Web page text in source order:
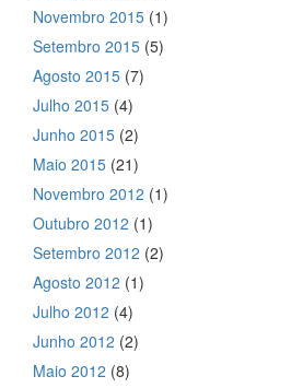
Novembro 2015 (1)
Setembro 2015 (5)
Agosto 2015 (7)
Julho 2015 (4)
Junho 2015 (2)
Maio 2015 (21)
Novembro 2012 (1)
Outubro 2012 (1)
Setembro 2012 (2)
Agosto 2012 (1)
Julho 2012 (4)
Junho 2012 (2)
Maio 2012 (8)